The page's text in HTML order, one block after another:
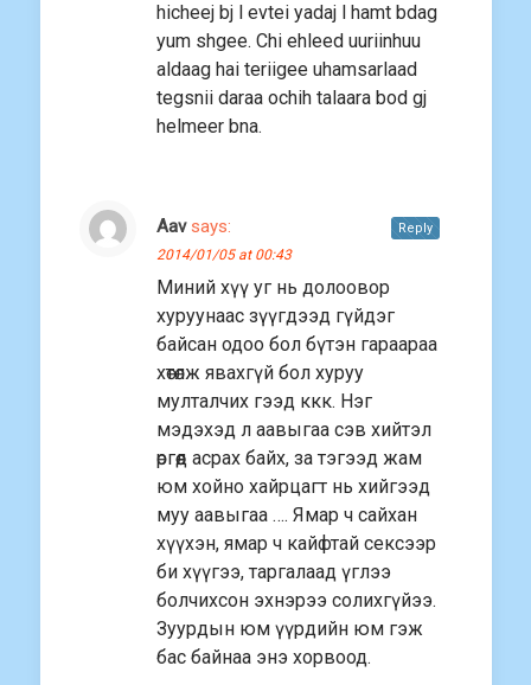
hicheej bj l evtei yadaj l hamt bdag
yum shgee. Chi ehleed uuriinhuu
aldaag hai teriigee uhamsarlaad
tegsnii daraa ochih talaara bod gj
helmeer bna.
Aav says:
2014/01/05 at 00:43
Миний хүү уг нь долоовор
хуруунаас зүүгдээд гүйдэг
байсан одоо бол бүтэн гараараа
хөтөлж явахгүй бол хуруу
мулталчих гээд ккк. Нэг
мэдэхэд л аавыгаа сэв хийтэл
өргөөд асрах байх, за тэгээд жам
юм хойно хайрцагт нь хийгээд
муу аавыгаа …. Ямар ч сайхан
хүүхэн, ямар ч кайфтай сексээр
би хүүгээ, таргалаад үглээ
болчихсон эхнэрээ солихгүйээ.
Зуурдын юм үүрдийн юм гэж
бас байнаа энэ хорвоод.
Reply